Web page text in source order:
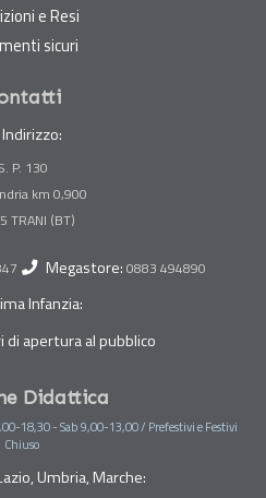
e Resi
sicuri
Indirizzo:
P. 130
km 0,900
Megastore: 0883 494890
Infanzia:
di apertura al pubblico
Didattica
18,30 - Sab 9,00-13,00 / Prefestivi e Festivi
Chiuso
Umbria, Marche: